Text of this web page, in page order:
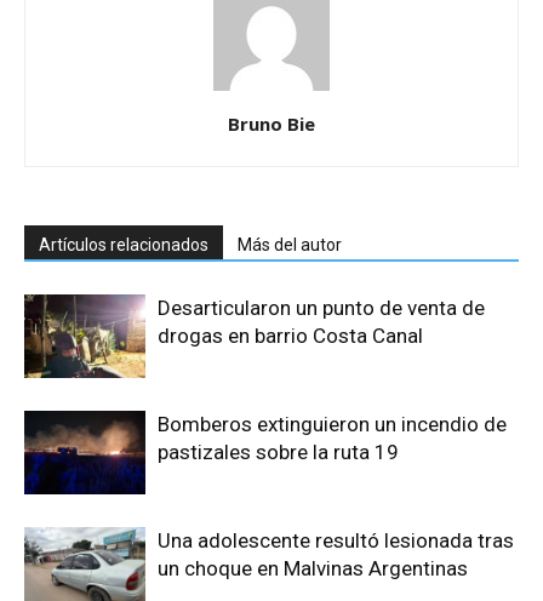
Bruno Bie
Artículos relacionados Más del autor
Desarticularon un punto de venta de
drogas en barrio Costa Canal
Bomberos extinguieron un incendio de
pastizales sobre la ruta 19
Una adolescente resultó lesionada tras
un choque en Malvinas Argentinas